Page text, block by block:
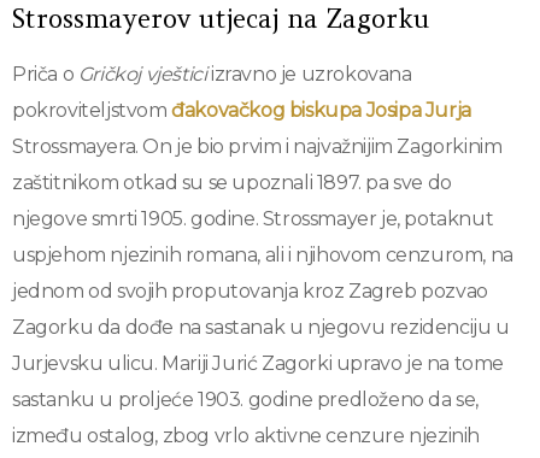
Strossmayerov utjecaj na Zagorku
Priča o Gričkoj vješticiizravno je uzrokovana
pokroviteljstvomđakovačkog biskupa Josipa Jurja
Strossmayera. On je bio prvim i najvažnijim Zagorkinim
zaštitnikom otkad su se upoznali 1897. pa sve do
njegove smrti 1905. godine. Strossmayer je, potaknut
uspjehom njezinih romana, ali i njihovom cenzurom, na
jednom od svojih proputovanja kroz Zagreb pozvao
Zagorku da dođe na sastanak u njegovu rezidenciju u
Jurjevsku ulicu. Mariji Jurić Zagorki upravo je na tome
sastanku u proljeće 1903. godine predloženo da se,
između ostalog, zbog vrlo aktivne cenzure njezinih